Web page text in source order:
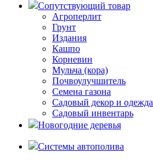
Сопутствующий товар
Агроперлит
Грунт
Издания
Кашпо
Корневин
Мульча (кора)
Почвоулучшитель
Семена газона
Садовый декор и одежда
Садовый инвентарь
Новогодние деревья
Системы автополива